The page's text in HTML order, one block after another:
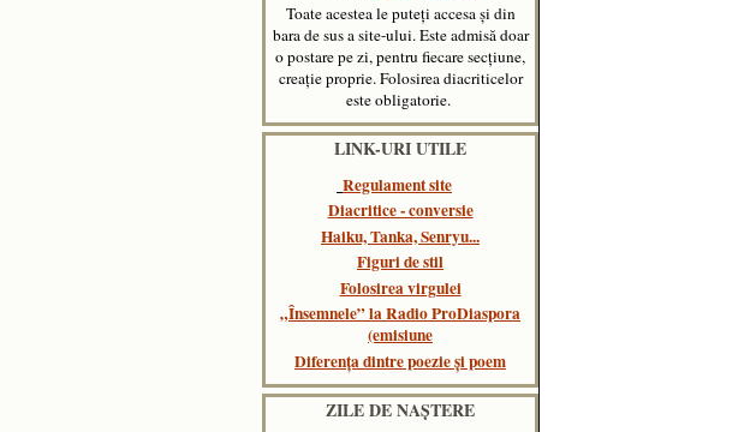
Toate acestea le puteți accesa și din
bara de sus a site-ului. Este admisă doar
o postare pe zi, pentru fiecare secțiune,
creație proprie. Folosirea diacriticelor
este obligatorie.
LINK-URI UTILE
Regulament site
Diacritice - conversie
Haiku, Tanka, Senryu...
Figuri de stil
Folosirea virgulei
„Însemnele” la Radio ProDiaspora
(emisiune
Diferența dintre poezie și poem
ZILE DE NAŞTERE